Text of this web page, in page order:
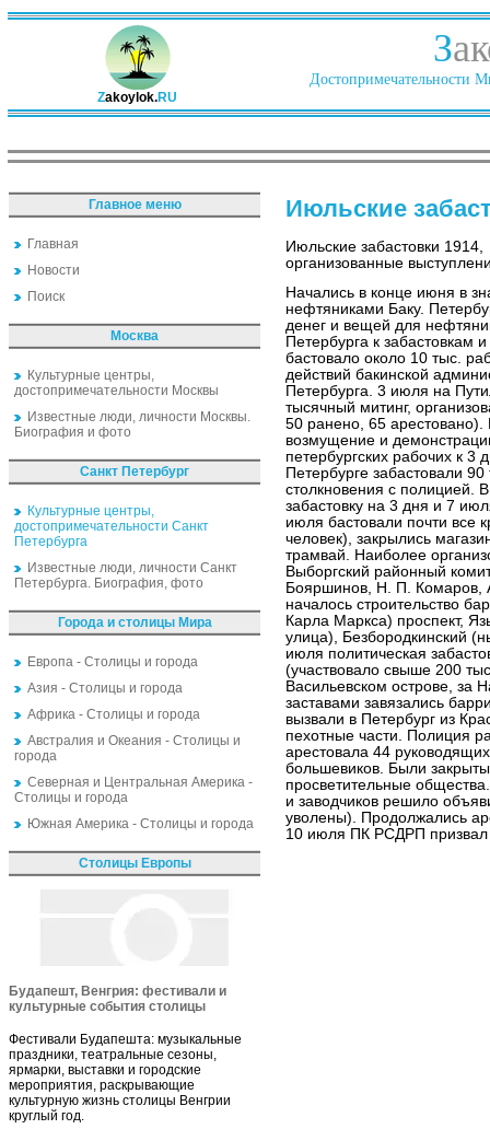
Zakoylok.RU
З
Достопримечательности
Главное меню
Главная
Новости
Поиск
Москва
Культурные центры,
достопримечательности Москвы
Известные люди, личности Москвы.
Биография и фото
Санкт Петербург
Культурные центры,
достопримечательности Санкт
Петербурга
Известные люди, личности Санкт
Петербурга. Биография, фото
Города и столицы Мира
Европа - Столицы и города
Азия - Столицы и города
Африка - Столицы и города
Австралия и Океания - Столицы и
города
Северная и Центральная Америка -
Столицы и города
Южная Америка - Столицы и города
Столицы Европы
Будапешт, Венгрия: фестивали и
культурные события столицы
Фестивали Будапешта: музыкальные
праздники, театральные сезоны,
ярмарки, выставки и городские
мероприятия, раскрывающие
культурную жизнь столицы Венгрии
круглый год.
Июльские
Июльские забастовки 1914,
организованные
Начались в конце июня в
нефтяниками Баку.
денег и вещей для
Петербурга к
бастовало около 10 тыс.
действий бакинской
Петербурга. 3 июля на
тысячный митинг,
50 ранено, 65 арестовано).
возмущение и
петербургских рабочих к 3
Петербурге забастовали
столкновения с полицией.
забастовку на 3 дня и 7
июля бастовали почти все
человек), закрылись
трамвай. Наиболее
Выборгский районный
Бояршинов, Н. П. Комаров,
началось строительство
Карла Маркса) проспект,
улица), Безбородкинский
июля политическая
(участвовало свыше 200
Васильевском острове, за
заставами завязались
вызвали в Петербург из
пехотные части. Полиция
арестовала 44
большевиков. Были
просветительные
и заводчиков решило
уволены). Продолжались
10 июля ПК РСДРП призвал